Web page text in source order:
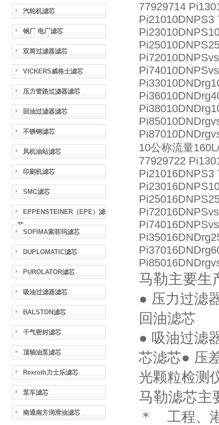
汽轮机滤芯
钢厂 电厂滤芯
双筒过滤器滤芯
VICKERS威格士滤芯
压力管路过滤器滤芯
回油过滤器滤芯
不锈钢滤芯
风机油站滤芯
印刷机滤芯
SMC滤芯
EPPENSTEINER（EPE）滤
芯
SOFIMA索菲玛滤芯
DUPLOMATIC滤芯
PUROLATOR滤芯
吸油过滤器滤芯
BALSTON滤芯
干气密封滤芯
顶轴油泵滤芯
Rexroth力士乐滤芯
泵车滤芯
南通南方润滑油滤芯
77929714
Pi21010DNPS3
10公称流量
77929722
Pi21016DNPS3
马勒主要生
● 压力过滤
回油滤芯
● 吸油过滤
芯滤芯● 压
光颗
马勒滤芯主
＊ 工程、